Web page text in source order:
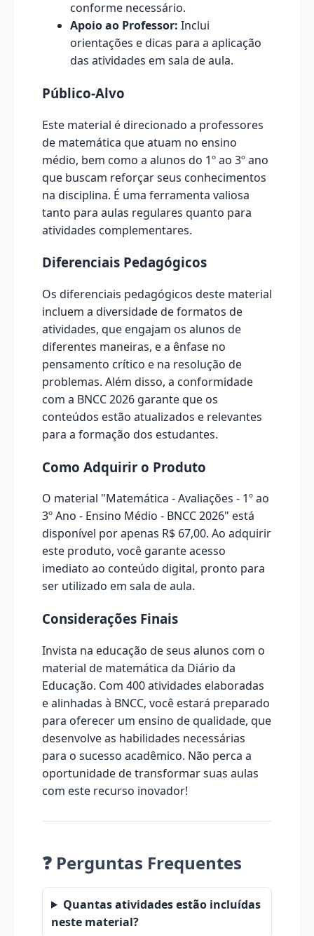
conforme necessário.
Apoio ao Professor: Inclui
orientações e dicas para a aplicação
das atividades em sala de aula.
Público-Alvo
Este material é direcionado a professores
de matemática que atuam no ensino
médio, bem como a alunos do 1º ao 3º ano
que buscam reforçar seus conhecimentos
na disciplina. É uma ferramenta valiosa
tanto para aulas regulares quanto para
atividades complementares.
Diferenciais Pedagógicos
Os diferenciais pedagógicos deste material
incluem a diversidade de formatos de
atividades, que engajam os alunos de
diferentes maneiras, e a ênfase no
pensamento crítico e na resolução de
problemas. Além disso, a conformidade
com a BNCC 2026 garante que os
conteúdos estão atualizados e relevantes
para a formação dos estudantes.
Como Adquirir o Produto
O material "Matemática - Avaliações - 1º ao
3º Ano - Ensino Médio - BNCC 2026" está
disponível por apenas R$ 67,00. Ao adquirir
este produto, você garante acesso
imediato ao conteúdo digital, pronto para
ser utilizado em sala de aula.
Considerações Finais
Invista na educação de seus alunos com o
material de matemática da Diário da
Educação. Com 400 atividades elaboradas
e alinhadas à BNCC, você estará preparado
para oferecer um ensino de qualidade, que
desenvolve as habilidades necessárias
para o sucesso acadêmico. Não perca a
oportunidade de transformar suas aulas
com este recurso inovador!
❓ Perguntas Frequentes
Quantas atividades estão incluídas
neste material?